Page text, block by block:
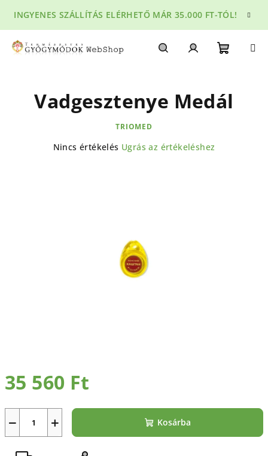
fő
tartalomhoz
INGYENES SZÁLLÍTÁS ELÉRHETŐ MÁR 35.000 FT-TÓL!
35 560 Ft
+
− Kosárba
Vadgesztenye Medál
TRIOMED
A
Nincs értékelés Ugrás az értékeléshez